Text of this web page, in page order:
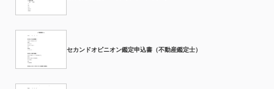
セカンドオピニオン鑑定申込書（不動産鑑定士）